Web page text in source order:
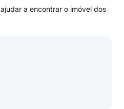
a encontrar o imóvel dos